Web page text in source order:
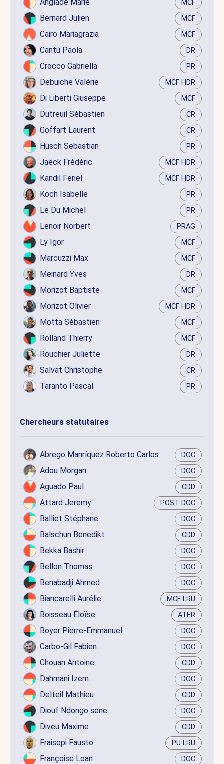
Anglade Marie MCF
Bernard Julien MCF
Cairo Mariagrazia MCF
Cantù Paola DR
Crocco Gabriella PR
Debuiche Valérie MCF HDR
Di Liberti Giuseppe MCF
Dutreuil Sébastien CR
Goffart Laurent CR
Hüsch Sebastian PR
Jaëck Frédéric MCF HDR
Kandil Feriel MCF HDR
Koch Isabelle PR
Le Du Michel PR
Lenoir Norbert PRAG
Ly Igor MCF
Marcuzzi Max MCF
Meinard Yves DR
Morizot Baptiste MCF
Morizot Olivier MCF HDR
Motta Sébastien MCF
Rolland Thierry MCF
Rouchier Juliette DR
Salvat Christophe CR
Taranto Pascal PR
Chercheurs statutaires
Abrego Manríquez Roberto Carlos DOC
Adou Morgan DOC
Aguado Paul CDD
Attard Jeremy POST DOC
Balliet Stéphane DOC
Balschun Benedikt CDD
Bekka Bashir DOC
Bellon Thomas DOC
Benabadji Ahmed DOC
Biancarelli Aurélie MCF LRU
Boisseau Éloïse ATER
Boyer Pierre-Emmanuel DOC
Carbo-Gil Fabien DOC
Chouan Antoine CDD
Dahmani Izem DOC
Delteil Mathieu CDD
Diouf Ndongo sene DOC
Diveu Maxime CDD
Fraisopi Fausto PU LRU
Françoise Loan DOC